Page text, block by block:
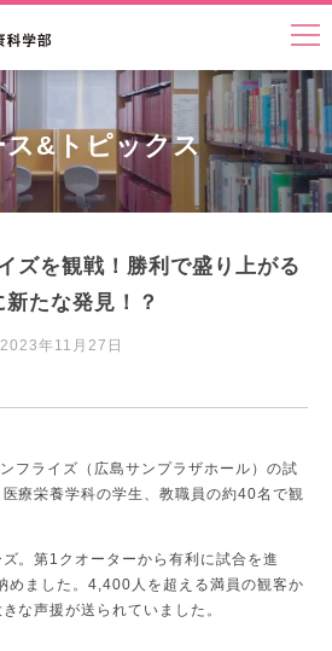
ス&トピックス
ズを観戦！勝利で盛り上がる
新たな発見！？
2023年11月27日
フライズ（広島サンプラザホール）の試
療栄養学科の学生、教職員の約40名で観
。第1クオーターから有利に試合を進
めました。4,400人を超える満員の観客か
な声援が送られていました。